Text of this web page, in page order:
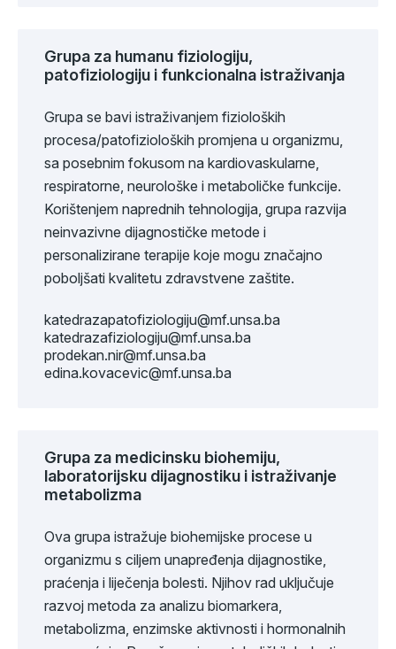
Grupa za humanu fiziologiju,
patofiziologiju i funkcionalna istraživanja
Grupa se bavi istraživanjem fizioloških
procesa/patofizioloških promjena u organizmu,
sa posebnim fokusom na kardiovaskularne,
respiratorne, neurološke i metaboličke funkcije.
Korištenjem naprednih tehnologija, grupa razvija
neinvazivne dijagnostičke metode i
personalizirane terapije koje mogu značajno
poboljšati kvalitetu zdravstvene zaštite.
katedrazapatofiziologiju@mf.unsa.ba
katedrazafiziologiju@mf.unsa.ba
prodekan.nir@mf.unsa.ba
edina.kovacevic@mf.unsa.ba
Grupa za medicinsku biohemiju,
laboratorijsku dijagnostiku i istraživanje
metabolizma
Ova grupa istražuje biohemijske procese u
organizmu s ciljem unapređenja dijagnostike,
praćenja i liječenja bolesti. Njihov rad uključuje
razvoj metoda za analizu biomarkera,
metabolizma, enzimske aktivnosti i hormonalnih